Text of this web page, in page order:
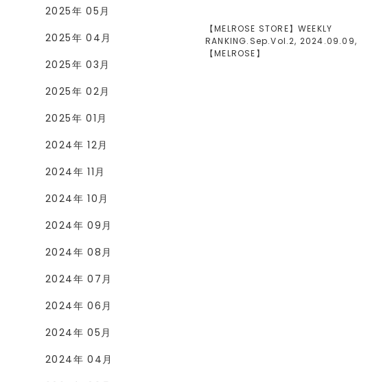
2025年 05月
2025年 04月
2025年 03月
2025年 02月
2025年 01月
2024年 12月
2024年 11月
2024年 10月
2024年 09月
2024年 08月
2024年 07月
2024年 06月
2024年 05月
2024年 04月
【MELROSE STORE】WEEKLY
RANKING.Sep.Vol.2, 2024.09.09,
【MELROSE】